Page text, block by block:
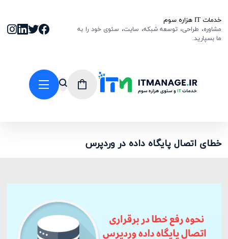
خدمات IT هزاره سوم
مشاوره، طراحی، توسعه شبکه، سایت، سئوی خود را به
ما بسپارید.
خطای اتصال پایگاه داده در وردپرس